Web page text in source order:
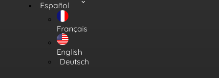
Español
Français
English
Deutsch